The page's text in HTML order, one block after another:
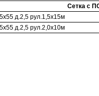
Сетка с
д.2,5 рул.1,5х15м
д.2,5 рул.2,0х10м